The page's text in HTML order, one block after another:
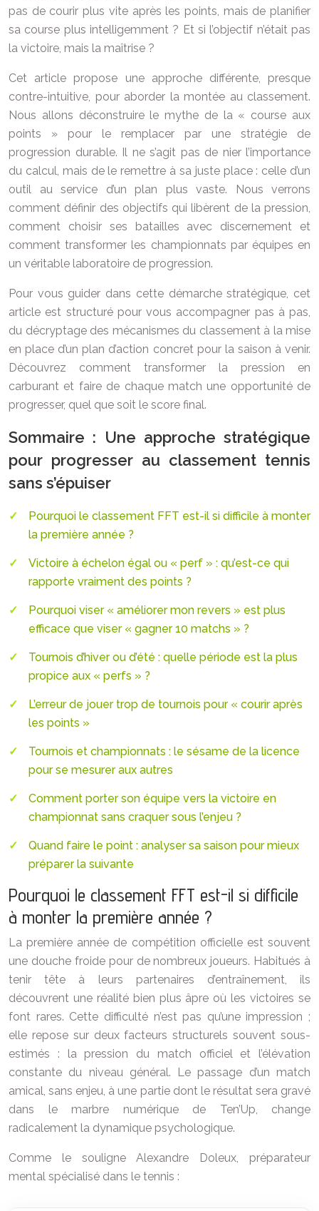
pas de courir plus vite après les points, mais de planifier
sa course plus intelligemment ? Et si l’objectif n’était pas
la victoire, mais la maîtrise ?
Cet article propose une approche différente, presque
contre-intuitive, pour aborder la montée au classement.
Nous allons déconstruire le mythe de la « course aux
points » pour le remplacer par une stratégie de
progression durable. Il ne s’agit pas de nier l’importance
du calcul, mais de le remettre à sa juste place : celle d’un
outil au service d’un plan plus vaste. Nous verrons
comment définir des objectifs qui libèrent de la pression,
comment choisir ses batailles avec discernement et
comment transformer les championnats par équipes en
un véritable laboratoire de progression.
Pour vous guider dans cette démarche stratégique, cet
article est structuré pour vous accompagner pas à pas,
du décryptage des mécanismes du classement à la mise
en place d’un plan d’action concret pour la saison à venir.
Découvrez comment transformer la pression en
carburant et faire de chaque match une opportunité de
progresser, quel que soit le score final.
Sommaire : Une approche stratégique
pour progresser au classement tennis
sans s’épuiser
Pourquoi le classement FFT est-il si difficile à monter
la première année ?
Victoire à échelon égal ou « perf » : qu’est-ce qui
rapporte vraiment des points ?
Pourquoi viser « améliorer mon revers » est plus
efficace que viser « gagner 10 matchs » ?
Tournois d’hiver ou d’été : quelle période est la plus
propice aux « perfs » ?
L’erreur de jouer trop de tournois pour « courir après
les points »
Tournois et championnats : le sésame de la licence
pour se mesurer aux autres
Comment porter son équipe vers la victoire en
championnat sans craquer sous l’enjeu ?
Quand faire le point : analyser sa saison pour mieux
préparer la suivante
Pourquoi le classement FFT est-il si difficile
à monter la première année ?
La première année de compétition officielle est souvent
une douche froide pour de nombreux joueurs. Habitués à
tenir tête à leurs partenaires d’entraînement, ils
découvrent une réalité bien plus âpre où les victoires se
font rares. Cette difficulté n’est pas qu’une impression ;
elle repose sur deux facteurs structurels souvent sous-
estimés : la pression du match officiel et l’élévation
constante du niveau général. Le passage d’un match
amical, sans enjeu, à une partie dont le résultat sera gravé
dans le marbre numérique de Ten’Up, change
radicalement la dynamique psychologique.
Comme le souligne Alexandre Doleux, préparateur
mental spécialisé dans le tennis :